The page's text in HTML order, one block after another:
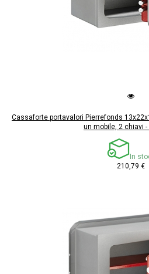
Cassaforte portavalori Pierrefonds
un mobile, 2 chiavi -
In
210,79 €